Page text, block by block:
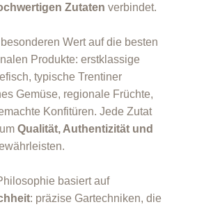
Zutaten verbindet.
Wert auf die besten
Produkte: erstklassige
typische Trentiner
Gemüse, regionale Früchte,
Konfitüren. Jede Zutat
Qualität, Authentizität und
basiert auf
: präzise Gartechniken, die